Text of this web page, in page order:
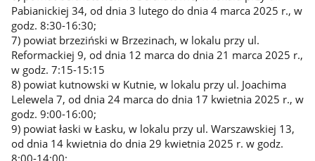
Pabianickiej 34, od dnia 3 lutego do dnia 4 marca 2025 r., w
godz. 8:30-16:30;
7) powiat brzeziński w Brzezinach, w lokalu przy ul.
Reformackiej 9, od dnia 12 marca do dnia 21 marca 2025 r.,
w godz. 7:15-15:15
8) powiat kutnowski w Kutnie, w lokalu przy ul. Joachima
Lelewela 7, od dnia 24 marca do dnia 17 kwietnia 2025 r., w
godz. 9:00-16:00;
9) powiat łaski w Łasku, w lokalu przy ul. Warszawskiej 13,
od dnia 14 kwietnia do dnia 29 kwietnia 2025 r. w godz.
8:00-14:00;